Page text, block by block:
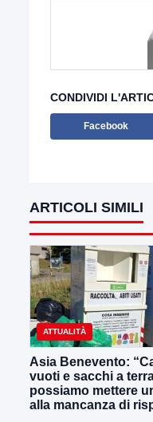
CONDIVIDI
Facebook
ARTICOLI SIMILI
ATTUALITÀ
Asia Benevento:
vuoti e sacchi a
possiamo mettere
alla mancanza di